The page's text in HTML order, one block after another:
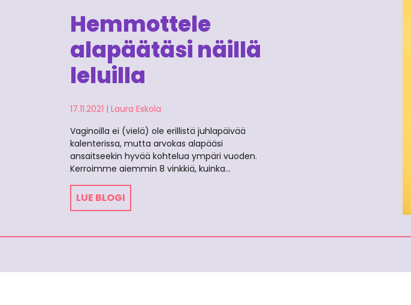
Hemmottele
alapäätäsi näillä
leluilla
17.11.2021 | Laura Eskola
Vaginoilla ei (vielä) ole erillistä juhlapäivää
kalenterissa, mutta arvokas alapääsi
ansaitseekin hyvää kohtelua ympäri vuoden.
Kerroimme aiemmin 8 vinkkiä, kuinka…
LUE BLOGI